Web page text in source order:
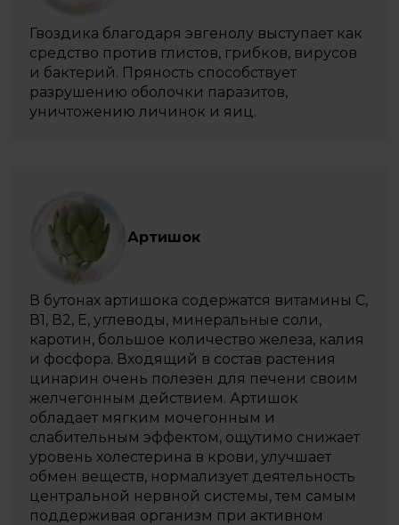
Гвоздика благодаря эвгенолу выступает как
средство против глистов, грибков, вирусов
и бактерий. Пряность способствует
разрушению оболочки паразитов,
уничтожению личинок и яиц.
Артишок
В бутонах артишока содержатся витамины С,
В1, В2, Е, углеводы, минеральные соли,
каротин, большое количество железа, калия
и фосфора. Входящий в состав растения
цинарин очень полезен для печени своим
желчегонным действием. Артишок
обладает мягким мочегонным и
слабительным эффектом, ощутимо снижает
уровень холестерина в крови, улучшает
обмен веществ, нормализует деятельность
центральной нервной системы, тем самым
поддерживая организм при активном